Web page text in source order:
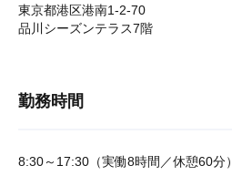
東京都港区港南1-2-70
品川シーズンテラス7階
勤務時間
8:30～17:30（実働8時間／休憩60分）